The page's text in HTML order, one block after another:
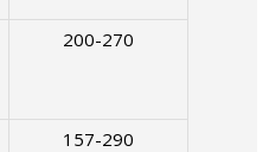
200-270
157-290